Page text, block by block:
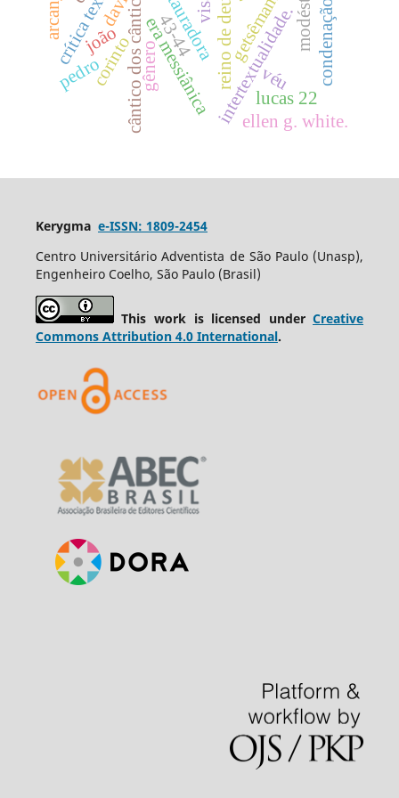
cântico dos cânticos 43-44
davi intertextualidade.
reino de deus
era messiânica
corinto véu
gênero
modéstia
lucas 22
condenação
ellen g. white.
pedro
getsêmani
joão
Kerygma e-ISSN: 1809-2454
Centro Universitário Adventista de São Paulo (Unasp),
Engenheiro Coelho, São Paulo (Brasil)
This work is licensed underCreative
Commons Attribution 4.0 International.